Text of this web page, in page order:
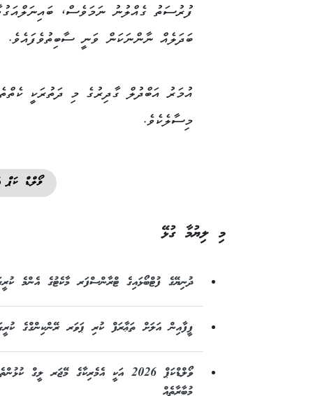
ފުރުސަތު ގެއްލުނު ނަމަވެސް،
ބަދަލެއް ނާންނަކަން ވަނީ ސާބިތުވެފައެވެ.
އުމަރު އަބްދުލް ގާދިރުގެ މި ދަތުރަކީ
މިސާލެކެވެ.
ވޯލްޑް ކަޕް 2026
މި ލިޔުމާ ގުޅޭ
ދުނިޔޭގެ ފުޓްބޯޅައިގެ ޓްރާންސްފަރ މާކެޓުގެ އެންމެ
ފީފާއިން އަލަށް ތަޢާރަފް ކުރި ޕަވަރ ރޭންކިންގްގެ
ވޯލްޑްކަޕް 2026 އަކީ އެމެރިކާގެ މޭޖަރ
މުބާރާތެއް